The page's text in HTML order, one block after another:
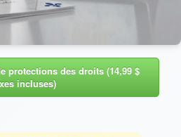
protections des droits (14,99 $
incluses)